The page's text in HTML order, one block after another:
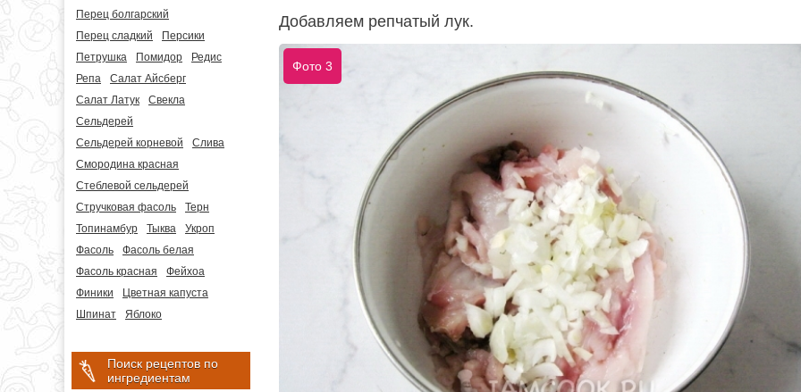
Перец болгарский
Перец сладкий
Персики
Петрушка
Помидор
Редис
Репа
Салат Айсберг
Салат Латук
Свекла
Сельдерей
Сельдерей корневой
Слива
Смородина красная
Стеблевой сельдерей
Стручковая фасоль
Терн
Топинамбур
Тыква
Укроп
Фасоль
Фасоль белая
Фасоль красная
Фейхоа
Финики
Цветная капуста
Шпинат
Яблоко
Поиск рецептов по
ингредиентам
Добавляем репчатый лук.
Фото 3